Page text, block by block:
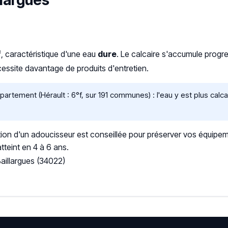
, caractéristique d'une eau dure. Le calcaire s'accumule
davantage de produits d'entretien.
(Hérault : 6°f, sur 191 communes) : l'eau y est plus
d'un adoucisseur est conseillée pour préserver vos
en 4 à 6 ans.
(34022)